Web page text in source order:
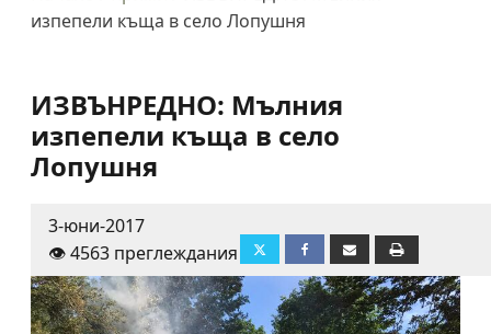
изпепели къща в село Лопушня
ИЗВЪНРЕДНО: Мълния
изпепели къща в село
Лопушня
3-юни-2017
👁️ 4563 преглеждания